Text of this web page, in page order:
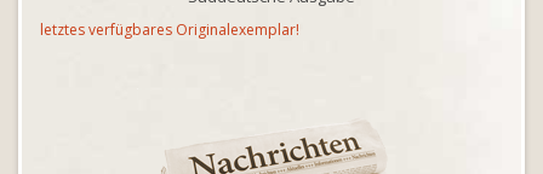
letztes verfügbares Originalexemplar!